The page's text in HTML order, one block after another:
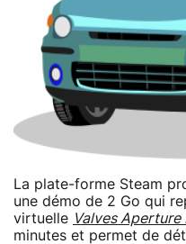
La plate-forme Steam
une démo de 2 Go qui
virtuelle Valves Aperture
minutes et permet de